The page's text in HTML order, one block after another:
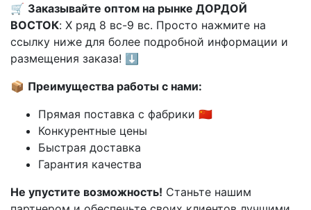
🛒 Заказывайте оптом на рынке ДОРДОЙ
ВОСТОК: X ряд 8 вс-9 вс. Просто нажмите на
ссылку ниже для более подробной информации и
размещения заказа! ⬇️
📦 Преимущества работы с нами:
Прямая поставка с фабрики 🇨🇳
Конкурентные цены
Быстрая доставка
Гарантия качества
Не упустите возможность! Станьте нашим